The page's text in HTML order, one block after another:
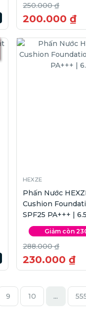
250.000 ₫
200.000 ₫
HEXZE
Phấn Nước
Cushion
SPF25 PA+++ |
Giảm còn
288.000 ₫
230.000 ₫
9 10 ...